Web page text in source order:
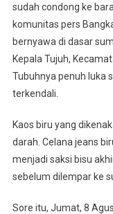
sudah condong ke
komunitas pers
bernyawa di dasar
Kepala Tujuh,
Tubuhnya penuh luka
terkendali.
Kaos biru yang
darah. Celana jeans
menjadi saksi bisu
sebelum dilempar ke
Sore itu, Jumat, 8